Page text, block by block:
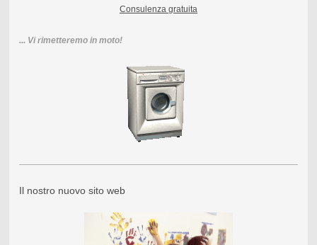
Consulenza gratuita
... Vi rimetteremo in moto!
Il nostro nuovo sito web